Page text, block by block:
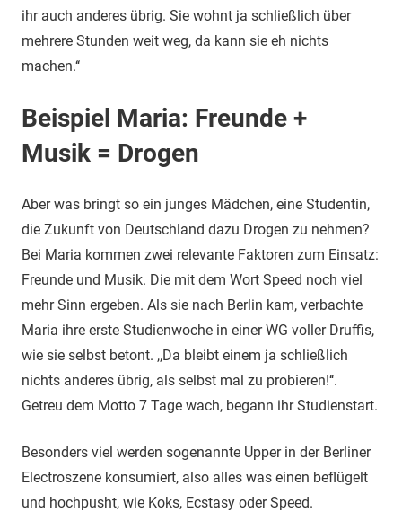
ihr auch anderes übrig. Sie wohnt ja schließlich über
mehrere Stunden weit weg, da kann sie eh nichts
machen.‘‘
Beispiel Maria: Freunde +
Musik = Drogen
Aber was bringt so ein junges Mädchen, eine Studentin,
die Zukunft von Deutschland dazu Drogen zu nehmen?
Bei Maria kommen zwei relevante Faktoren zum Einsatz:
Freunde und Musik. Die mit dem Wort Speed noch viel
mehr Sinn ergeben. Als sie nach Berlin kam, verbachte
Maria ihre erste Studienwoche in einer WG voller Druffis,
wie sie selbst betont. ,,Da bleibt einem ja schließlich
nichts anderes übrig, als selbst mal zu probieren!‘‘.
Getreu dem Motto 7 Tage wach, begann ihr Studienstart.
Besonders viel werden sogenannte Upper in der Berliner
Electroszene konsumiert, also alles was einen beflügelt
und hochpusht, wie Koks, Ecstasy oder Speed.